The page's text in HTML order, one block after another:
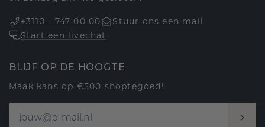
+3110 - 747 00 00
Stuur ons een mail
Start een livechat
BLIJF OP DE HOOGTE
Maak kans op €500 shoptegoed!